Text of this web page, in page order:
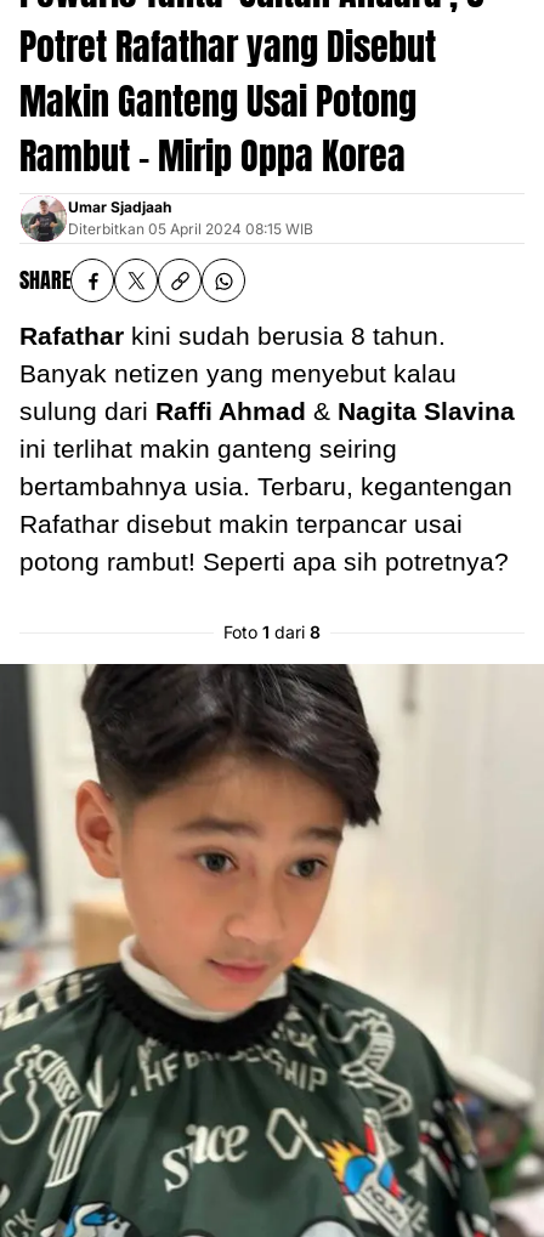
Potret Rafathar yang Disebut
Makin Ganteng Usai Potong
Rambut - Mirip Oppa Korea
Umar Sjadjaah
Diterbitkan 05 April 2024 08:15 WIB
SHARE
Rafathar kini sudah berusia 8 tahun.
Banyak netizen yang menyebut kalau
sulung dari Raffi Ahmad & Nagita Slavina
ini terlihat makin ganteng seiring
bertambahnya usia. Terbaru, kegantengan
Rafathar disebut makin terpancar usai
potong rambut! Seperti apa sih potretnya?
Foto 1 dari 8